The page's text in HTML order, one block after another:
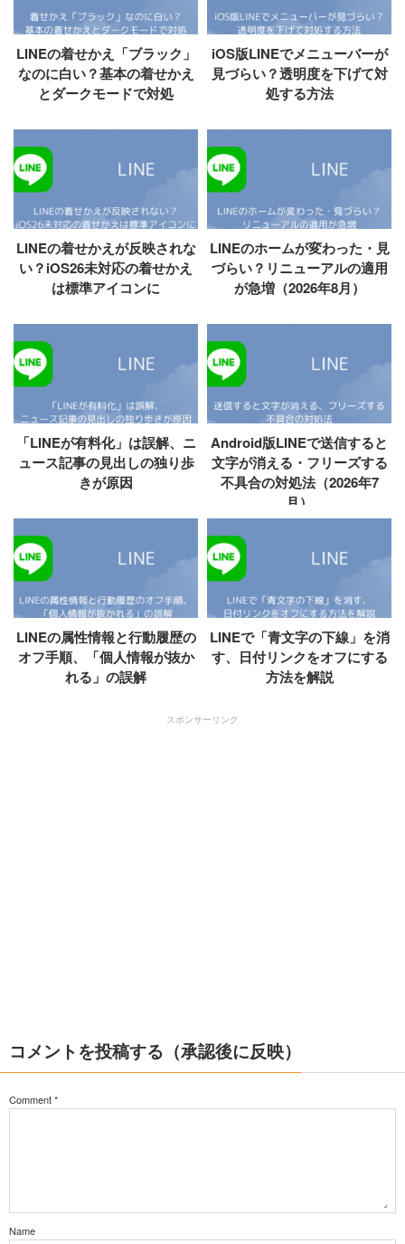
LINEの着せかえ「ブラック」
なのに白い？基本の着せかえ
とダークモードで対処
iOS版LINEでメニューバーが
見づらい？透明度を下げて対
処する方法
LINEの着せかえが反映されな
い？iOS26未対応の着せかえ
は標準アイコンに
LINEのホームが変わった・見
づらい？リニューアルの適用
が急増（2026年8月）
「LINEが有料化」は誤解、ニ
ュース記事の見出しの独り歩
きが原因
Android版LINEで送信すると
文字が消える・フリーズする
不具合の対処法（2026年7
月）
LINEの属性情報と行動履歴の
オフ手順、「個人情報が抜か
れる」の誤解
LINEで「青文字の下線」を消
す、日付リンクをオフにする
方法を解説
スポンサーリンク
コメントを投稿する（承認後に反映）
Comment*
Name